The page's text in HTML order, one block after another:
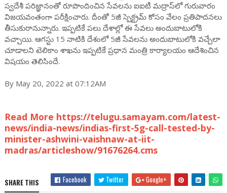
స్వదేశీ పరిజ్ఞానంతో రూపొందించిన సేవలను ఐఐటీ మద్రాస్‌లో గురువారం
విజయవంతంగా పరీక్షించారు. దీంతో 5జీ స్పెక్ట్రమ్ కోసం వేలం ప్రతిపాదనలు
తీసుకురానున్నారు. ఇప్పటికే పలు దేశాల్లో ఈ సేవలు అందుబాటులోకి
వచ్చాయి. ఆగస్టు 15 నాటికి దేశంలో 5జీ సేవలను అందుబాటులోకి వచ్చేలా
చూడాలని టెలికాం శాఖను ఇప్పటికే ప్రధాన మంత్రి కార్యాలయం ఆదేశించిన
విషయం తెలిసిందే.
By May 20, 2022 at 07:12AM
Read More https://telugu.samayam.com/latest-
news/india-news/indias-first-5g-call-tested-by-
minister-ashwini-vaishnaw-at-iit-
madras/articleshow/91676264.cms
SHARE THIS Facebook Twitter Google+